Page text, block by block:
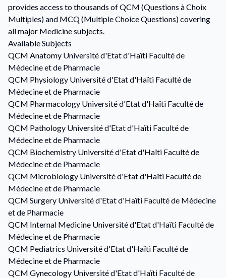
provides access to thousands of QCM (Questions à Choix
Multiples) and MCQ (Multiple Choice Questions) covering
all major Medicine subjects.
Available Subjects
QCM Anatomy Université d'Etat d'Haïti Faculté de
Médecine et de Pharmacie
QCM Physiology Université d'Etat d'Haïti Faculté de
Médecine et de Pharmacie
QCM Pharmacology Université d'Etat d'Haïti Faculté de
Médecine et de Pharmacie
QCM Pathology Université d'Etat d'Haïti Faculté de
Médecine et de Pharmacie
QCM Biochemistry Université d'Etat d'Haïti Faculté de
Médecine et de Pharmacie
QCM Microbiology Université d'Etat d'Haïti Faculté de
Médecine et de Pharmacie
QCM Surgery Université d'Etat d'Haïti Faculté de Médecine
et de Pharmacie
QCM Internal Medicine Université d'Etat d'Haïti Faculté de
Médecine et de Pharmacie
QCM Pediatrics Université d'Etat d'Haïti Faculté de
Médecine et de Pharmacie
QCM Gynecology Université d'Etat d'Haïti Faculté de